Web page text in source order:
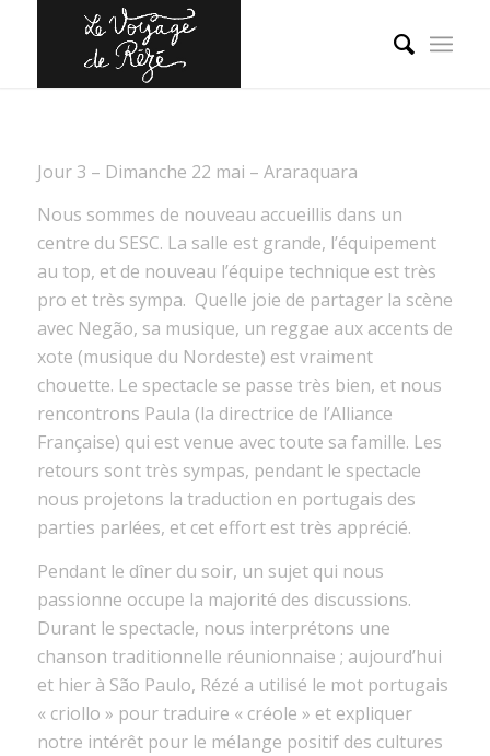
Jour 3 – Dimanche 22 mai – Araraquara
Nous sommes de nouveau accueillis dans un
centre du SESC. La salle est grande, l’équipement
au top, et de nouveau l’équipe technique est très
pro et très sympa. Quelle joie de partager la scène
avec Negão, sa musique, un reggae aux accents de
xote (musique du Nordeste) est vraiment
chouette. Le spectacle se passe très bien, et nous
rencontrons Paula (la directrice de l’Alliance
Française) qui est venue avec toute sa famille. Les
retours sont très sympas, pendant le spectacle
nous projetons la traduction en portugais des
parties parlées, et cet effort est très apprécié.
Pendant le dîner du soir, un sujet qui nous
passionne occupe la majorité des discussions.
Durant le spectacle, nous interprétons une
chanson traditionnelle réunionnaise ; aujourd’hui
et hier à São Paulo, Rézé a utilisé le mot portugais
« criollo » pour traduire « créole » et expliquer
notre intérêt pour le mélange positif des cultures